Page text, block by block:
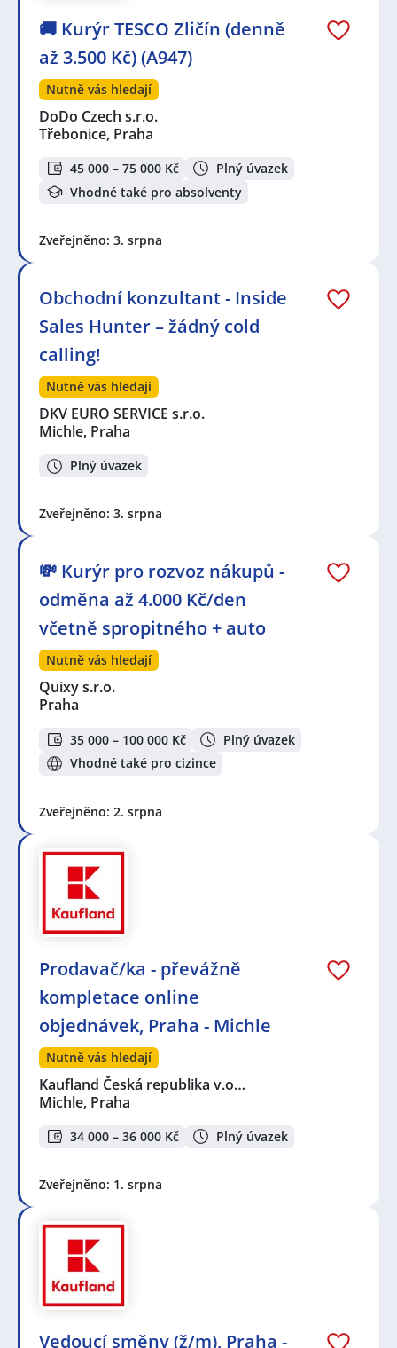
🚚 Kurýr TESCO Zličín (denně
až 3.500 Kč) (A947)
Nutně vás hledají
DoDo Czech s.r.o.
Třebonice, Praha
45 000 – 75 000 Kč
Plný úvazek
Vhodné také pro absolventy
Zveřejněno: 3. srpna
Obchodní konzultant - Inside
Sales Hunter – žádný cold
calling!
Nutně vás hledají
DKV EURO SERVICE s.r.o.
Michle, Praha
Plný úvazek
Zveřejněno: 3. srpna
💸 Kurýr pro rozvoz nákupů -
odměna až 4.000 Kč/den
včetně spropitného + auto
Nutně vás hledají
Quixy s.r.o.
Praha
35 000 – 100 000 Kč
Plný úvazek
Vhodné také pro cizince
Zveřejněno: 2. srpna
Prodavač/ka - převážně
kompletace online
objednávek, Praha - Michle
Nutně vás hledají
Kaufland Česká republika v.o…
Michle, Praha
34 000 – 36 000 Kč Plný úvazek
Zveřejněno: 1. srpna
Vedoucí směny (ž/m), Praha -